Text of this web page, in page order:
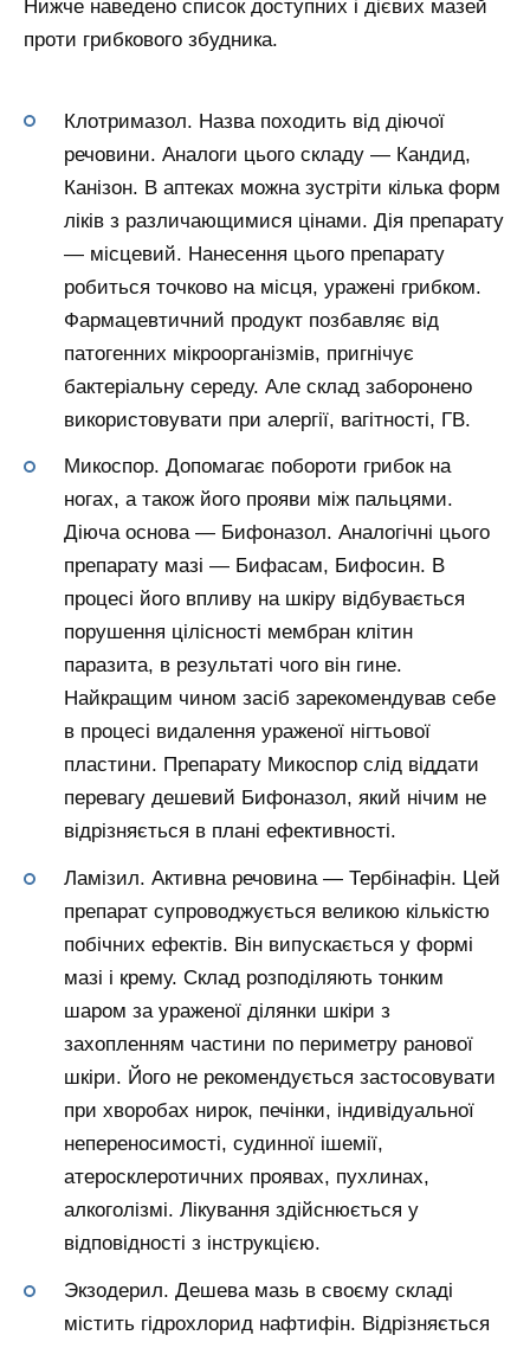
Нижче наведено список доступних і дієвих мазей
проти грибкового збудника.
Клотримазол. Назва походить від діючої
речовини. Аналоги цього складу — Кандид,
Канізон. В аптеках можна зустріти кілька форм
ліків з различающимися цінами. Дія препарату
— місцевий. Нанесення цього препарату
робиться точково на місця, уражені грибком.
Фармацевтичний продукт позбавляє від
патогенних мікроорганізмів, пригнічує
бактеріальну середу. Але склад заборонено
використовувати при алергії, вагітності, ГВ.
Микоспор. Допомагає побороти грибок на
ногах, а також його прояви між пальцями.
Діюча основа — Бифоназол. Аналогічні цього
препарату мазі — Бифасам, Бифосин. В
процесі його впливу на шкіру відбувається
порушення цілісності мембран клітин
паразита, в результаті чого він гине.
Найкращим чином засіб зарекомендував себе
в процесі видалення ураженої нігтьової
пластини. Препарату Микоспор слід віддати
перевагу дешевий Бифоназол, який нічим не
відрізняється в плані ефективності.
Ламізил. Активна речовина — Тербінафін. Цей
препарат супроводжується великою кількістю
побічних ефектів. Він випускається у формі
мазі і крему. Склад розподіляють тонким
шаром за ураженої ділянки шкіри з
захопленням частини по периметру ранової
шкіри. Його не рекомендується застосовувати
при хворобах нирок, печінки, індивідуальної
непереносимості, судинної ішемії,
атеросклеротичних проявах, пухлинах,
алкоголізмі. Лікування здійснюється у
відповідності з інструкцією.
Экзодерил. Дешева мазь в своєму складі
містить гідрохлорид нафтифін. Відрізняється